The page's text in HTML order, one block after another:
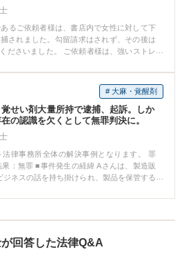
。 すると、ほどなく勤務先から解決金を支
。 そこで、自宅待機命令により減額された
職活動に要すると考えられる期間分の給与を
提示したところ、勤務先より、解決金の支
た。 結果として、Aさんは転職活動期間中
る形となりました。第1希望である復職は叶
先に復帰することで将来また同様のトラブル
余裕をもって転職活動ができることになっ
ました。 ※ご依頼者様の守秘義務の観点か
しております。
取り組みが評価されたのか、処分はされま
少年事件の場合、示談が大きく評価される
あくまで少年自身の更生のための手続きで
るのは、何より少年自身の意識です。 きち
味あわされた被害を慮ることができるよう
るご依頼者様は、書店内で女性に対して下
されました。勾留請求はされず、その後は
ださいました。 ご依頼者様は、強いストレ
る恐れがある状況でした。 当職は示談交渉
じてくださいませんでした。そこで、ご依
医療機関での通院を継続していただき、反
を取りました。 また、警察に対して抗議文
よう要請。結果的に、職場への連絡は避け
マートフォンから職場の女性の後ろ姿の写
例では犯罪に該当しないことを主張し、起
は前科がつくことなく、社会生活へと戻る
# 大麻・覚醒剤
覚せい剤大量所持で逮捕、起訴。しか
の認識を欠くとして無罪判決に。
律事務所全体の解決事例となります。 罪
：無罪 ■事件発生の経緯 Aさんは、製造販
ネスの話を持ち掛けられ、製品を保管する
に届いた製品には記載上の不備があり、A
出そうとしました。通報を受けて警察が臨
製品の中からは、膨大な量の覚せい剤が発
回答した法律Q&A